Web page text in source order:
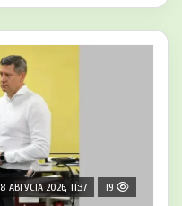
8 АВГУСТА 2026, 11:37 19